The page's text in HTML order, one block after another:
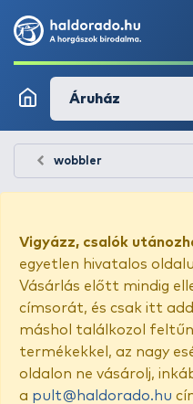
Áruház
wobbler
Vigyázz, csalók
egyetlen hivatalos
Vásárlás előtt mindig
címsorát, és csak itt
máshol találkozol
termékekkel, az nagy
oldalon ne vásárolj,
a pult@haldorado.hu